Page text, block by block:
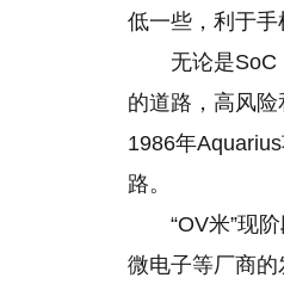
低一些，利于手
无论是SoC
的道路，高风
1986年
路。
“OV米”现
微电子等厂商的